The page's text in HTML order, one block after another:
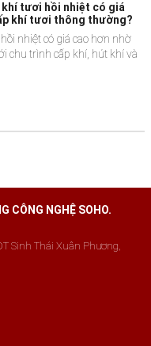
khí tươi hồi nhiệt có giá
khí tươi thông thường?
nhiệt có giá cao hơn nhờ
chu trình cấp khí, hút khí và
CÔNG NGHỆ SOHO.
Sinh Thái Xuân Phương,